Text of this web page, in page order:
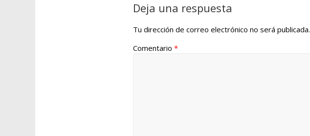
Deja una respuesta
Tu dirección de correo electrónico no será publicada.
Comentario *